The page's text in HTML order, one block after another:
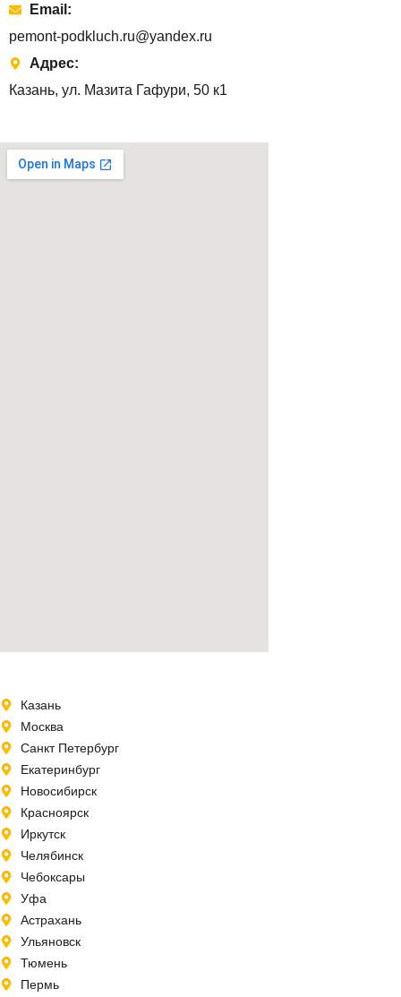
Email:
pemont-podkluch.ru@yandex.ru
Адрес:
Казань, ул. Мазита Гафури, 50 к1
Казань
Москва
Санкт Петербург
Екатеринбург
Новосибирск
Красноярск
Иркутск
Челябинск
Чебоксары
Уфа
Астрахань
Ульяновск
Тюмень
Пермь